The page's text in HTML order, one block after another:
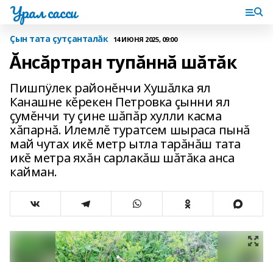
Урал сасси
Çын тата çутçанталăк 14 ИЮНЯ 2025, 09:00
Ăнсăртран тупăннă шăтăк
Пишпÿлек районĕнчи Хушăлка ял
Канашне кĕрекен Петровка çынни ял
çумĕнчи ту çине шăпăр хулли касма
хăпарнă. Илемлĕ туратсем шыраса пынă
май чутах икĕ метр ытла тарăнăш тата
икĕ метра яхăн сарлакăш шăтăка анса
кайман.